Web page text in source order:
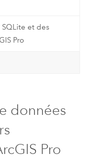
et des
Pro
données
Pro